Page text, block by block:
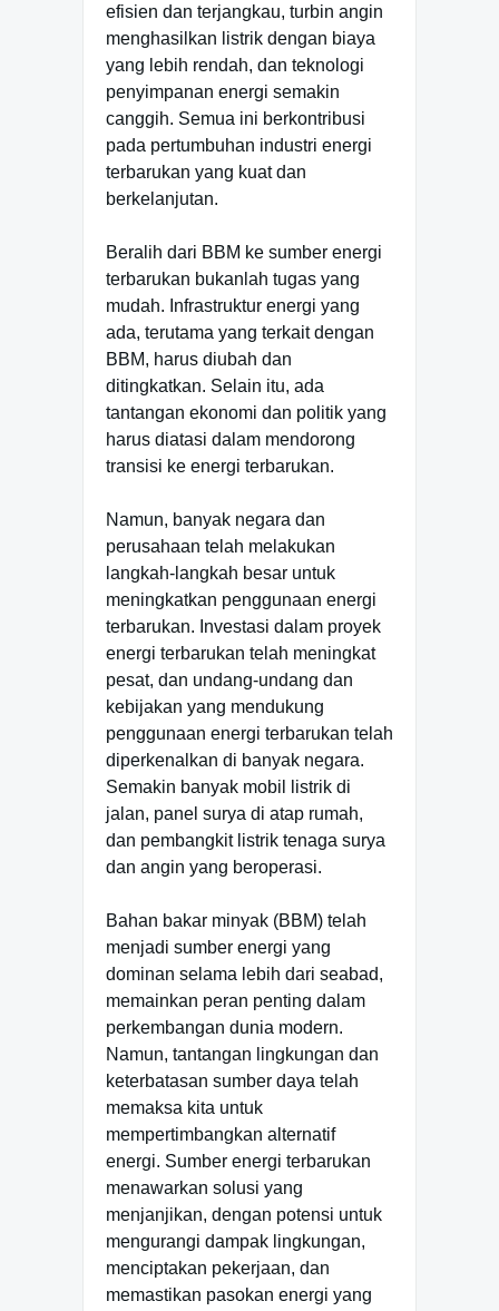
efisien dan terjangkau, turbin angin
menghasilkan listrik dengan biaya
yang lebih rendah, dan teknologi
penyimpanan energi semakin
canggih. Semua ini berkontribusi
pada pertumbuhan industri energi
terbarukan yang kuat dan
berkelanjutan.
Beralih dari BBM ke sumber energi
terbarukan bukanlah tugas yang
mudah. Infrastruktur energi yang
ada, terutama yang terkait dengan
BBM, harus diubah dan
ditingkatkan. Selain itu, ada
tantangan ekonomi dan politik yang
harus diatasi dalam mendorong
transisi ke energi terbarukan.
Namun, banyak negara dan
perusahaan telah melakukan
langkah-langkah besar untuk
meningkatkan penggunaan energi
terbarukan. Investasi dalam proyek
energi terbarukan telah meningkat
pesat, dan undang-undang dan
kebijakan yang mendukung
penggunaan energi terbarukan telah
diperkenalkan di banyak negara.
Semakin banyak mobil listrik di
jalan, panel surya di atap rumah,
dan pembangkit listrik tenaga surya
dan angin yang beroperasi.
Bahan bakar minyak (BBM) telah
menjadi sumber energi yang
dominan selama lebih dari seabad,
memainkan peran penting dalam
perkembangan dunia modern.
Namun, tantangan lingkungan dan
keterbatasan sumber daya telah
memaksa kita untuk
mempertimbangkan alternatif
energi. Sumber energi terbarukan
menawarkan solusi yang
menjanjikan, dengan potensi untuk
mengurangi dampak lingkungan,
menciptakan pekerjaan, dan
memastikan pasokan energi yang